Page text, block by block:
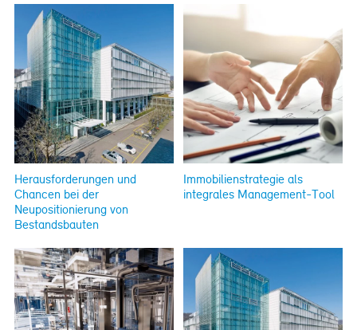
Herausforderungen und
Chancen bei der
Neupositionierung von
Bestandsbauten
Immobilienstrategie als
integrales Management-Tool